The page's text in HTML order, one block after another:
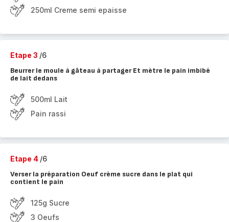
250ml Creme semi epaisse
Etape 3 /6
Beurrer le moule à gâteau à partager Et mètre le pain imbibé
de lait dedans
500ml Lait
Pain rassi
Etape 4 /6
Verser la préparation Oeuf crème sucre dans le plat qui
contient le pain
125g Sucre
3 Oeufs